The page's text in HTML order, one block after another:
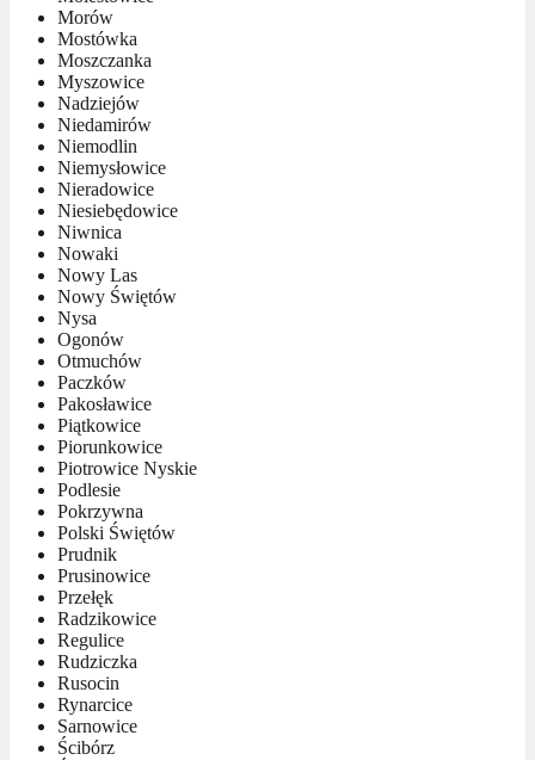
Morów
Mostówka
Moszczanka
Myszowice
Nadziejów
Niedamirów
Niemodlin
Niemysłowice
Nieradowice
Niesiebędowice
Niwnica
Nowaki
Nowy Las
Nowy Świętów
Nysa
Ogonów
Otmuchów
Paczków
Pakosławice
Piątkowice
Piorunkowice
Piotrowice Nyskie
Podlesie
Pokrzywna
Polski Świętów
Prudnik
Prusinowice
Przełęk
Radzikowice
Regulice
Rudziczka
Rusocin
Rynarcice
Sarnowice
Ścibórz